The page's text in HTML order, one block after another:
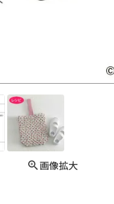
画像拡大